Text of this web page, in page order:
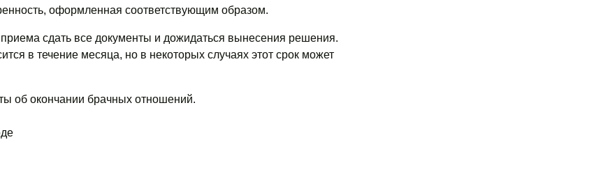
оформленная соответствующим образом.
сдать все документы и дожидаться вынесения решения.
в течение месяца, но в некоторых случаях этот срок может
об окончании брачных отношений.